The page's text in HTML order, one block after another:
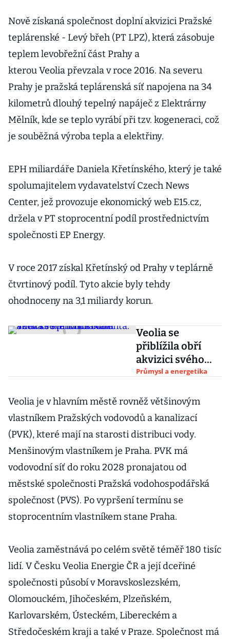
Nově získaná společnost doplní akvizici Pražské
teplárenské - Levý břeh (PT LPZ), která zásobuje
teplem levobřežní část Prahy a
kterou Veolia převzala v roce 2016. Na severu
Prahy je pražská teplárenská síť napojena na 34
kilometrů dlouhý tepelný napáječ z Elektrárny
Mělník, kde se teplo vyrábí při tzv. kogeneraci, což
je souběžná výroba tepla a elektřiny.
EPH miliardáře Daniela Křetínského, který je také
spolumajitelem vydavatelství Czech News
Center, jež provozuje ekonomický web E15.cz,
držela v PT stoprocentní podíl prostřednictvím
společnosti EP Energy.
V roce 2017 získal Křetínský od Prahy v teplárně
čtvrtinový podíl. Tyto akcie byly tehdy
ohodnoceny na 3,1 miliardy korun.
Veolia se
přiblížila obří
akvizici svého
konkurenta.
brání
Průmysl a energetika
Veolia je v hlavním městě rovněž většinovým
vlastníkem Pražských vodovodů a kanalizací
(PVK), které mají na starosti distribuci vody.
Menšinovým vlastníkem je Praha. PVK má
vodovodní síť do roku 2028 pronajatou od
městské společnosti Pražská vodohospodářská
společnost (PVS). Po vypršení termínu se
stoprocentním vlastníkem stane Praha.
Veolia zaměstnává po celém světě téměř 180 tisíc
lidí. V Česku Veolia Energie ČR a její dceřiné
společnosti působí v Moravskoslezském,
Olomouckém, Jihočeském, Plzeňském,
Karlovarském, Ústeckém, Libereckém a
Středočeském kraji a také v Praze. Společnost má